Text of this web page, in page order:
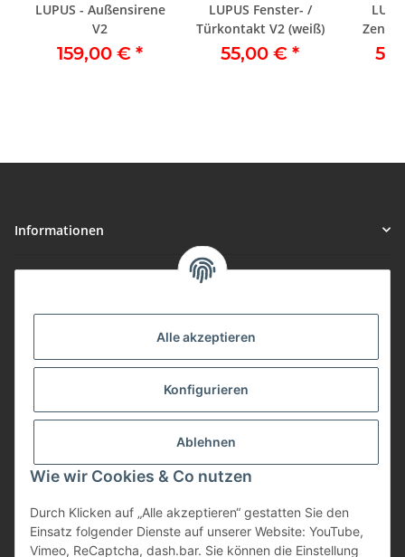
Alle akzeptieren
Konfigurieren
Ablehnen
Wie wir Cookies & Co nutzen
Durch Klicken auf „Alle akzeptieren“ gestatten Sie den
Einsatz folgender Dienste auf unserer Website: YouTube,
Vimeo, ReCaptcha, dash.bar. Sie können die Einstellung
LUPUS - Außensirene
V2
159,00 €*
LUPUS Fenster- /
Türkontakt V2 (weiß)
55,00 €*
inkl.
Informationen
Gute Preis/Leistung
viele Zahlungsarten
Günstige Versandkosten
Zahlungsarten